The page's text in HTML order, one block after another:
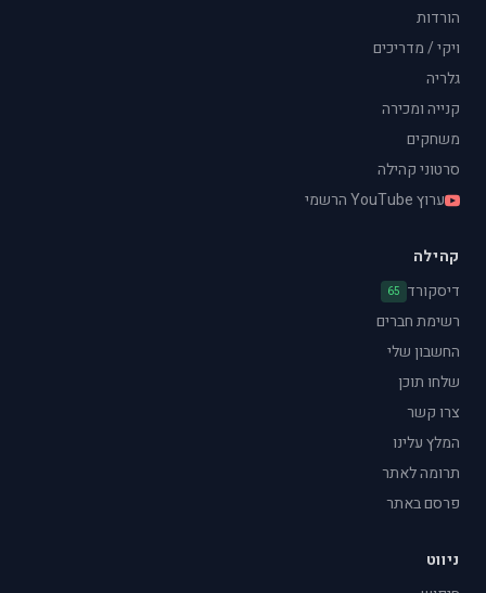
הורדות
ויקי / מדריכים
גלריה
קנייה ומכירה
משחקים
סרטוני קהילה
ערוץ YouTube הרשמי
קהילה
דיסקורד 65
רשימת חברים
החשבון שלי
שלחו תוכן
צרו קשר
המלץ עלינו
תרומה לאתר
פרסם באתר
ניווט